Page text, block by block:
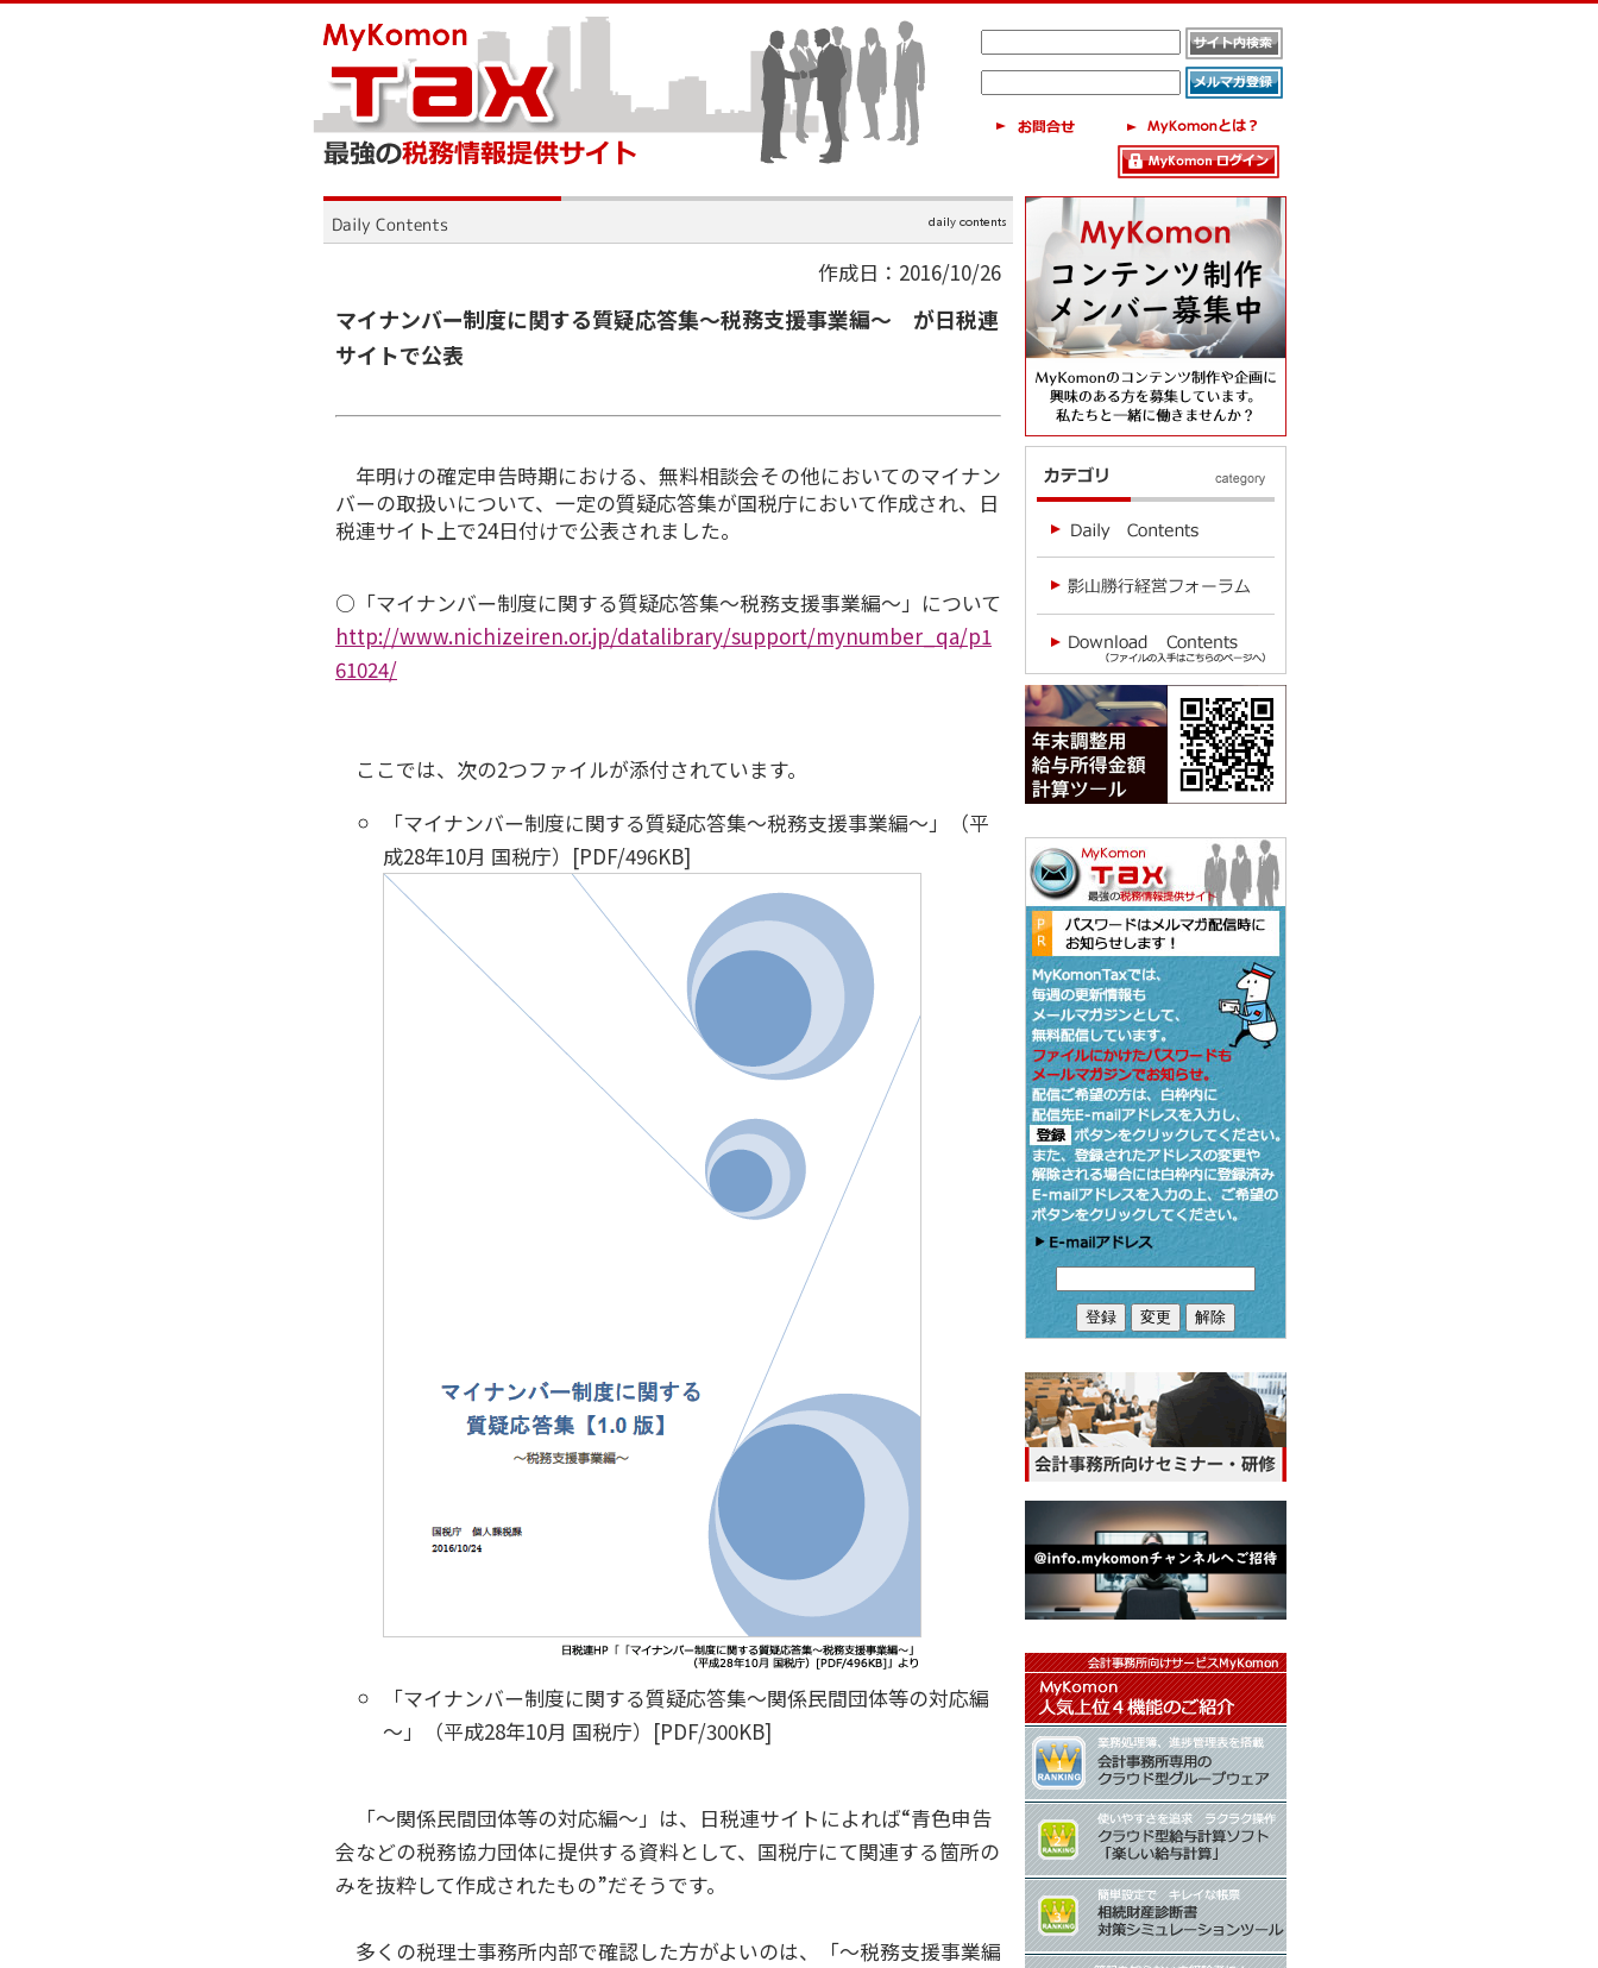
作成日：2016/10/26
マイナンバー制度に関する質疑応答集～税務支援事業編～ が日税連
サイトで公表
年明けの確定申告時期における、無料相談会その他においてのマイナン
バーの取扱いについて、一定の質疑応答集が国税庁において作成され、日
税連サイト上で24日付けで公表されました。
○「マイナンバー制度に関する質疑応答集～税務支援事業編～」について
http://www.nichizeiren.or.jp/datalibrary/support/mynumber_qa/p1
61024/
ここでは、次の2つファイルが添付されています。
「マイナンバー制度に関する質疑応答集～税務支援事業編～」（平
成28年10月 国税庁）[PDF/496KB]
「マイナンバー制度に関する質疑応答集～関係民間団体等の対応編
～」（平成28年10月 国税庁）[PDF/300KB]
「～関係民間団体等の対応編～」は、日税連サイトによれば“青色申告
会などの税務協力団体に提供する資料として、国税庁にて関連する箇所の
みを抜粋して作成されたもの”だそうです。
多くの税理士事務所内部で確認した方がよいのは、「～税務支援事業編